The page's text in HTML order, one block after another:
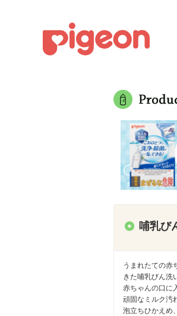
哺乳び
うまれたての赤
きた哺乳びん洗
赤ちゃんの口に
頑固なミルク汚
泡立ちひかえめ